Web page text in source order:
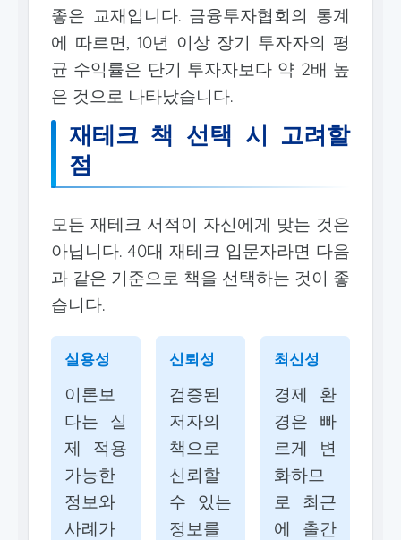
좋은 교재입니다. 금융투자협회의 통계
에 따르면, 10년 이상 장기 투자자의 평
균 수익률은 단기 투자자보다 약 2배 높
은 것으로 나타났습니다.
재테크 책 선택 시 고려할
점
모든 재테크 서적이 자신에게 맞는 것은
아닙니다. 40대 재테크 입문자라면 다음
과 같은 기준으로 책을 선택하는 것이 좋
습니다.
실용성
이론보
다는 실
제 적용
가능한
정보와
사례가
신뢰성
검증된
저자의
책으로
신뢰할
수 있는
정보를
최신성
경제 환
경은 빠
르게 변
화하므
로 최근
에 출간